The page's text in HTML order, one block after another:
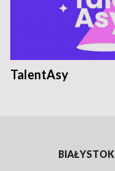
TalentAsy
BIAŁYSTOK